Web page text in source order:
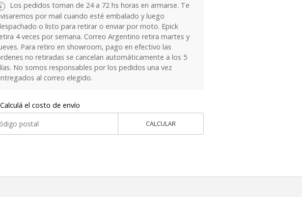
Los pedidos toman de 24 a 72 hs horas en armarse. Te
por mail cuando esté embalado y luego
o listo para retirar o enviar por moto. Epick
4 veces por semana. Correo Argentino retira martes y
Para retiro en showroom, pago en efectivo las
no retiradas se cancelan automáticamente a los 5
No somos responsables por los pedidos una vez
al correo elegido.
Calculá el costo de envío
CALCULAR